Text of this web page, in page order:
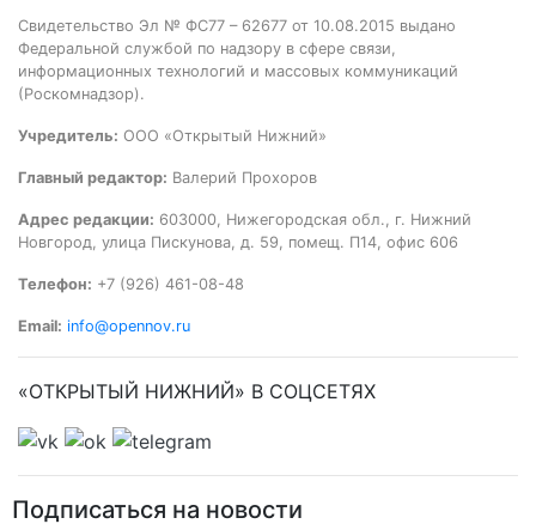
Свидетельство Эл № ФС77 – 62677 от 10.08.2015 выдано
Федеральной службой по надзору в сфере связи,
информационных технологий и массовых коммуникаций
(Роскомнадзор).
Учредитель: ООО «Открытый Нижний»
Главный редактор: Валерий Прохоров
Адрес редакции: 603000, Нижегородская обл., г. Нижний
Новгород, улица Пискунова, д. 59, помещ. П14, офис 606
Телефон: +7 (926) 461-08-48
Email: info@opennov.ru
«ОТКРЫТЫЙ НИЖНИЙ» В СОЦСЕТЯХ
Подписаться на новости